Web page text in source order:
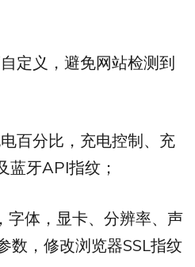
定义，避免网站检测到
百分比，充电控制、充
蓝牙API指纹；
字体，显卡、分辨率、声
数，修改浏览器SSL指纹